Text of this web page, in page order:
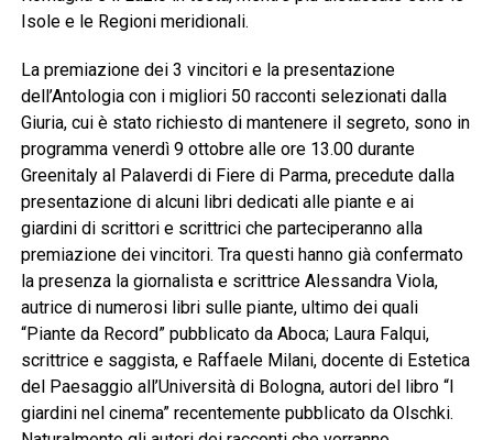
Isole e le Regioni meridionali.
La premiazione dei 3 vincitori e la presentazione
dell’Antologia con i migliori 50 racconti selezionati dalla
Giuria, cui è stato richiesto di mantenere il segreto, sono in
programma venerdì 9 ottobre alle ore 13.00 durante
Greenitaly al Palaverdi di Fiere di Parma, precedute dalla
presentazione di alcuni libri dedicati alle piante e ai
giardini di scrittori e scrittrici che parteciperanno alla
premiazione dei vincitori. Tra questi hanno già confermato
la presenza la giornalista e scrittrice Alessandra Viola,
autrice di numerosi libri sulle piante, ultimo dei quali
“Piante da Record” pubblicato da Aboca; Laura Falqui,
scrittrice e saggista, e Raffaele Milani, docente di Estetica
del Paesaggio all’Università di Bologna, autori del libro “I
giardini nel cinema” recentemente pubblicato da Olschki.